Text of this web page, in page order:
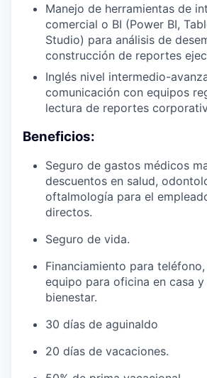
Manejo de herramientas de
comercial o BI (Power BI,
Studio) para análisis de
construcción de reportes
Inglés nivel intermedio-
comunicación con equipos
lectura de reportes
Beneficios:
Seguro de gastos médicos
descuentos en salud,
oftalmología para el
directos.
Seguro de vida.
Financiamiento para
equipo para oficina en casa
bienestar.
30 días de aguinaldo
20 días de vacaciones.